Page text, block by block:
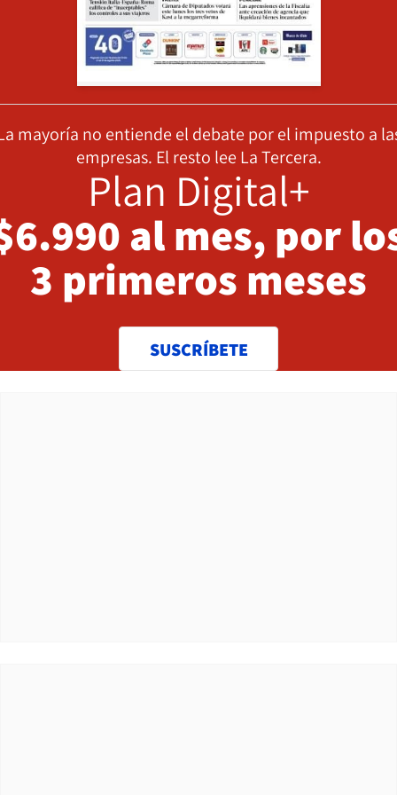
mayoría no entiende el debate por el impuesto a
empresas. El resto lee La Tercera.
Plan Digital+
al mes, por
3 primeros meses
SUSCRÍBETE